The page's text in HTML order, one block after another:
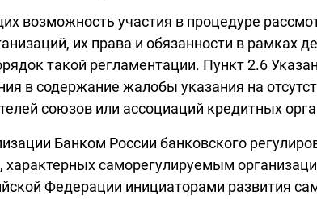
возможность участия в процедуре
их права и обязанности в рамках
такой регламентации. Пункт 2.6
в содержание жалобы указания на
союзов или ассоциаций кредитных
Банком России банковского
саморегулируемым
Федерации инициаторами развития